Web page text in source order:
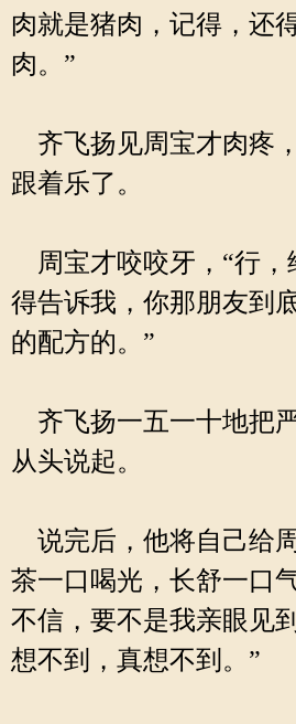
肉就是猪肉，记得，还
肉。”
齐飞扬见周宝才肉疼
跟着乐了。
周宝才咬咬牙，“行，
得告诉我，你那朋友到
的配方的。”
齐飞扬一五一十地把
从头说起。
说完后，他将自己给
茶一口喝光，长舒一口
不信，要不是我亲眼见
想不到，真想不到。”